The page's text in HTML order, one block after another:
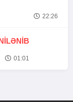
22:26
01:01